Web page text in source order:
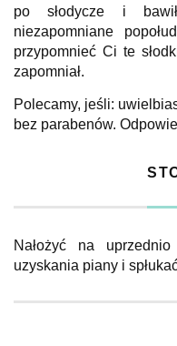
po słodycze i
niezapomniane
przypomnieć Ci te
zapomniał.
Polecamy, jeśli:
bez parabenów.
Nałożyć na
uzyskania piany i